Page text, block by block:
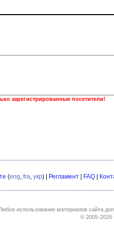
зарегистрированные посетители!
(eng fra укр) | Регламент | FAQ |
использование материалов сайта
© 2005-2026